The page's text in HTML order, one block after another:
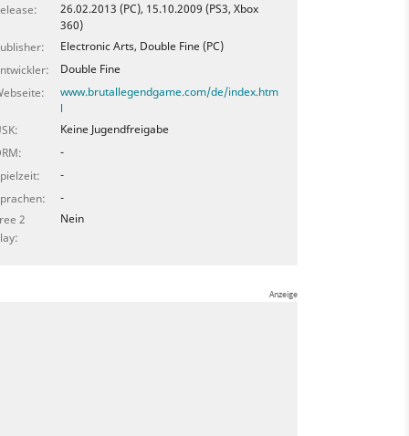
26.02.2013 (PC), 15.10.2009 (PS3, Xbox
360)
Electronic Arts, Double Fine (PC)
Double Fine
www.brutallegendgame.com/de/index.htm
l
Keine Jugendfreigabe
-
-
-
2
Nein